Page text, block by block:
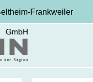
Frankweiler